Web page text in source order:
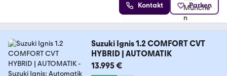
Kontakt Parken
Suzuki Ignis 1.2 COMFORT CVT
HYBRID | AUTOMATIK
13.995 €